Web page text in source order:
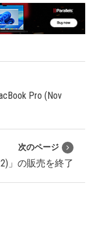
Pro (Nov
次のページ
」の販売を終了